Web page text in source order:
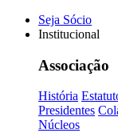
Seja Sócio
Institucional
Associação
História
Presidentes
Núcleos